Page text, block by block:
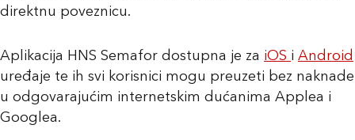
direktnu poveznicu.
Aplikacija HNS Semafor dostupna je za iOS i Android
uređaje te ih svi korisnici mogu preuzeti bez naknade
u odgovarajućim internetskim dućanima Applea i
Googlea.